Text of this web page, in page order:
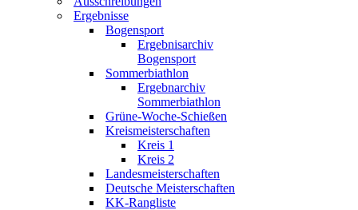
Ergebnisse
Bogensport
Ergebnisarchiv
Bogensport
Sommerbiathlon
Ergebnarchiv
Sommerbiathlon
Grüne-Woche-Schießen
Kreismeisterschaften
Kreis 1
Kreis 2
Landesmeisterschaften
Deutsche Meisterschaften
KK-Rangliste